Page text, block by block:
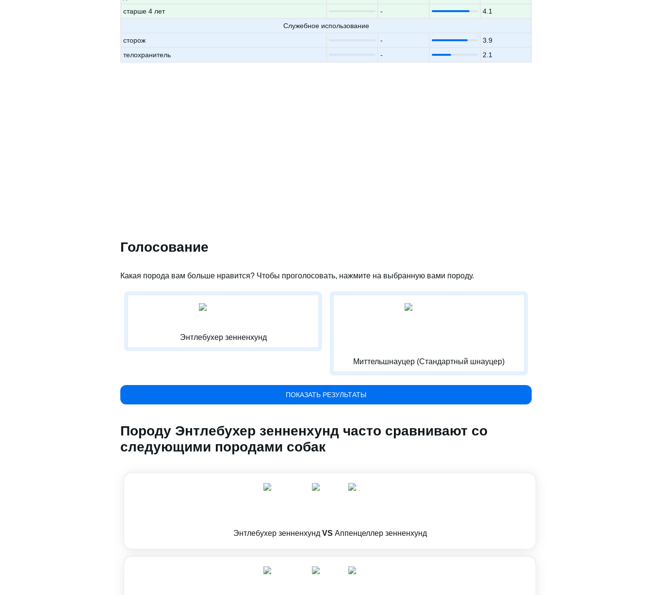
старше 4 лет
-
4.1
Служебное использование
сторож
-
3.9
телохранитель
- 2.1
Голосование
Какая порода вам больше нравится? Чтобы проголосовать, нажмите на выбранную вами породу.
Энтлебухер зенненхунд
Миттельшнауцер (Стандартный шнауцер)
ПОКАЗАТЬ РЕЗУЛЬТАТЫ
Породу Энтлебухер зенненхунд часто сравнивают со
следующими породами собак
Энтлебухер зенненхунд VS Аппенцеллер зенненхунд